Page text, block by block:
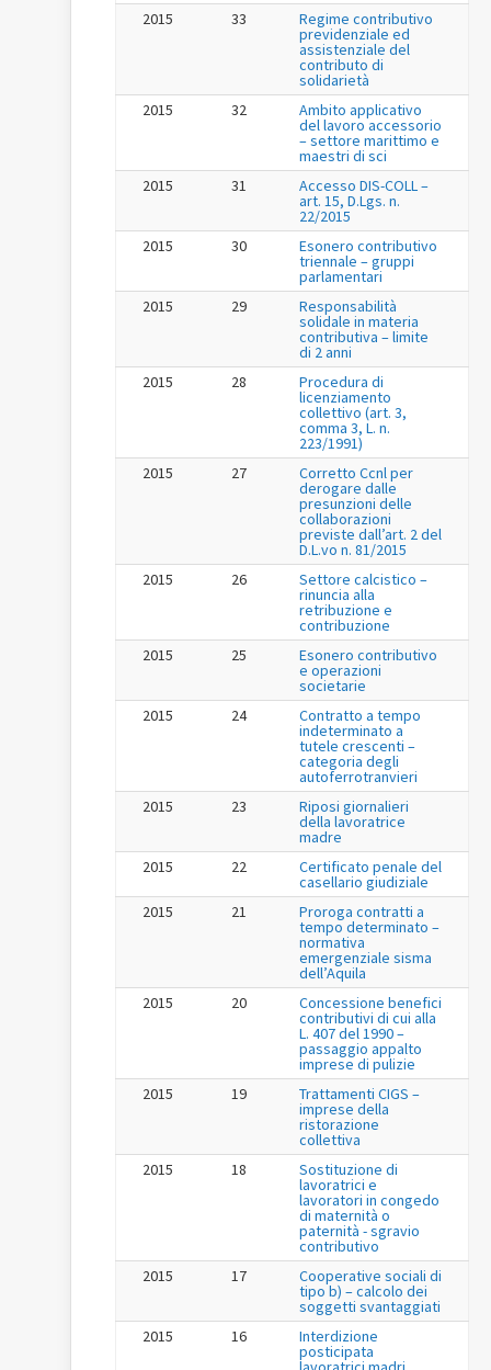
2015
33 Regime contributivo
previdenziale ed
assistenziale del
contributo di
solidarietà
2015
32 Ambito applicativo
del lavoro accessorio
– settore marittimo e
maestri di sci
2015
31 Accesso DIS-COLL –
art. 15, D.Lgs. n.
22/2015
2015
30 Esonero contributivo
triennale – gruppi
parlamentari
2015
29 Responsabilità
solidale in materia
contributiva – limite
di 2 anni
2015
28 Procedura di
licenziamento
collettivo (art. 3,
comma 3, L. n.
223/1991)
2015
27 Corretto Ccnl per
derogare dalle
presunzioni delle
collaborazioni
previste dall’art. 2 del
D.L.vo n. 81/2015
2015
26 Settore calcistico –
rinuncia alla
retribuzione e
contribuzione
2015
25 Esonero contributivo
e operazioni
societarie
2015
24 Contratto a tempo
indeterminato a
tutele crescenti –
categoria degli
autoferrotranvieri
2015
23 Riposi giornalieri
della lavoratrice
madre
2015
22 Certificato penale del
casellario giudiziale
2015
21 Proroga contratti a
tempo determinato –
normativa
emergenziale sisma
dell’Aquila
2015
20 Concessione benefici
contributivi di cui alla
L. 407 del 1990 –
passaggio appalto
imprese di pulizie
2015
19 Trattamenti CIGS –
imprese della
ristorazione
collettiva
2015
18 Sostituzione di
lavoratrici e
lavoratori in congedo
di maternità o
paternità - sgravio
contributivo
2015
17 Cooperative sociali di
tipo b) – calcolo dei
soggetti svantaggiati
2015
16 Interdizione
posticipata